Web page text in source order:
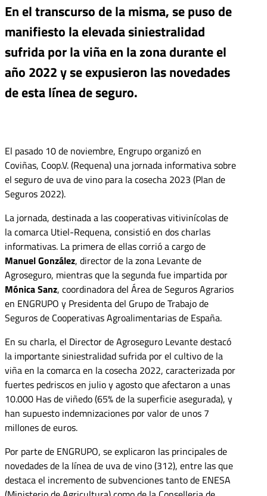
En el transcurso de la misma, se puso de
manifiesto la elevada siniestralidad
sufrida por la viña en la zona durante el
año 2022 y se expusieron las novedades
de esta línea de seguro.
El pasado 10 de noviembre, Engrupo organizó en
Coviñas, Coop.V. (Requena) una jornada informativa sobre
el seguro de uva de vino para la cosecha 2023 (Plan de
Seguros 2022).
La jornada, destinada a las cooperativas vitivinícolas de
la comarca Utiel-Requena, consistió en dos charlas
informativas. La primera de ellas corrió a cargo de
Manuel González, director de la zona Levante de
Agroseguro, mientras que la segunda fue impartida por
Mónica Sanz, coordinadora del Área de Seguros Agrarios
en ENGRUPO y Presidenta del Grupo de Trabajo de
Seguros de Cooperativas Agroalimentarias de España.
En su charla, el Director de Agroseguro Levante destacó
la importante siniestralidad sufrida por el cultivo de la
viña en la comarca en la cosecha 2022, caracterizada por
fuertes pedriscos en julio y agosto que afectaron a unas
10.000 Has de viñedo (65% de la superficie asegurada), y
han supuesto indemnizaciones por valor de unos 7
millones de euros.
Por parte de ENGRUPO, se explicaron las principales de
novedades de la línea de uva de vino (312), entre las que
destaca el incremento de subvenciones tanto de ENESA